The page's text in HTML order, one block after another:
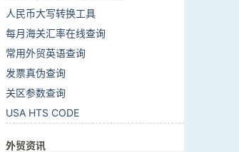
人民币大写转换工具
每月海关汇率在线查询
常用外贸英语查询
发票真伪查询
关区参数查询
USA HTS CODE
外贸资讯